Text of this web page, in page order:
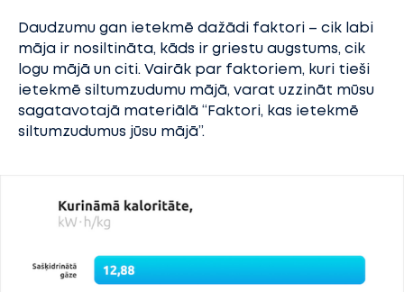
Daudzumu gan ietekmē dažādi faktori – cik labi
māja ir nosiltināta, kāds ir griestu augstums, cik
logu mājā un citi. Vairāk par faktoriem, kuri tieši
ietekmē siltumzudumu mājā, varat uzzināt mūsu
sagatavotajā materiālā “Faktori, kas ietekmē
siltumzudumus jūsu mājā”.